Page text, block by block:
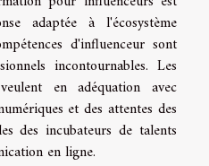
adaptée à l'écosystème
d'influenceur sont
incontournables. Les
en adéquation avec
et des attentes des
des incubateurs de talents
en ligne.